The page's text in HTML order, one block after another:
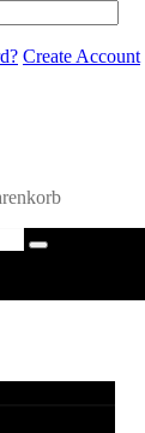
Create Account